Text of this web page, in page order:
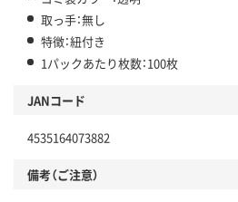
取っ手：無し
特徴：紐付き
1パックあたり枚数：100枚
JANコード
4535164073882
備考（ご注意）